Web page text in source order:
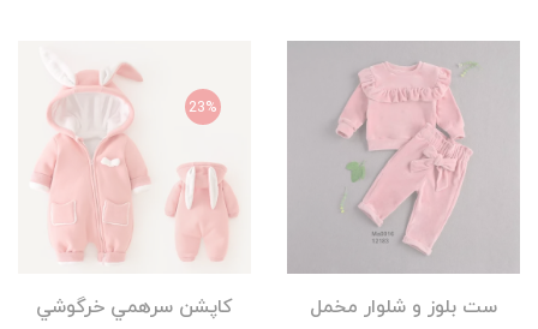
ست بلوز و شلوار مخمل كاپشن سرهمي خرگوشي
23%